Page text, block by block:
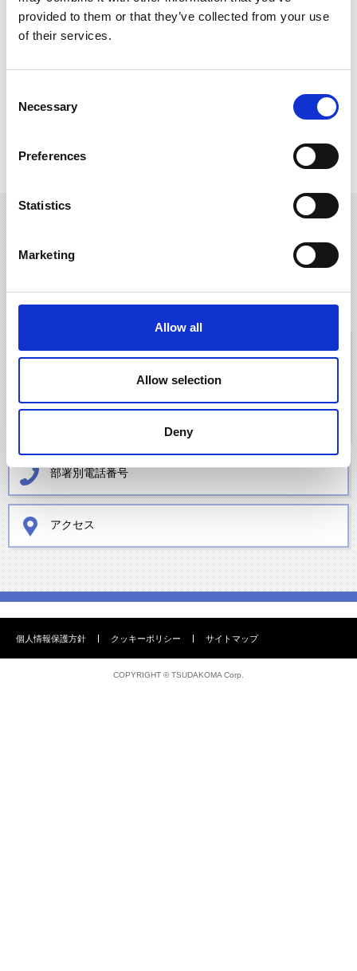
provided to them or that they’ve collected from your use
of their services.
Selection
Necessary
Preferences
Statistics
Marketing
Allow all
Allow selection
Deny
Contact Us
フォームよりご連絡ください。
カタログ・図面ダウンロード お問合せ
部署別電話番号
アクセス
個人情報保護方針 クッキーポリシー サイトマップ
COPYRIGHT ©TSUDAKOMA Corp.